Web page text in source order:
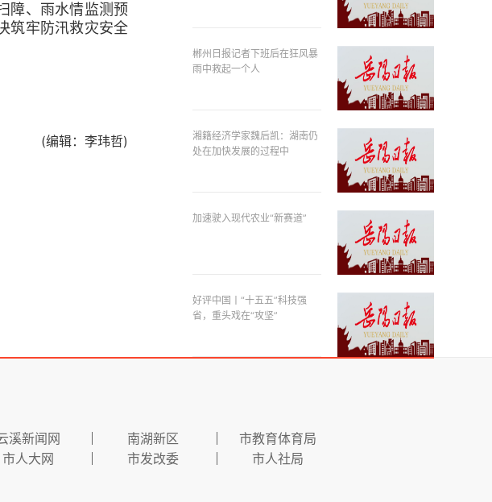
障、雨水情监测预
筑牢防汛救灾安全
(编辑：李玮哲)
郴州日报记者下班后在狂风暴
雨中救起一个人
湘籍经济学家魏后凯：湖南仍
处在加快发展的过程中
加速驶入现代农业“新赛道”
好评中国丨“十五五”科技强
省，重头戏在“攻坚”
溪新闻网 南湖新区
市教育体育局
市人大网 市发改委 市人社局